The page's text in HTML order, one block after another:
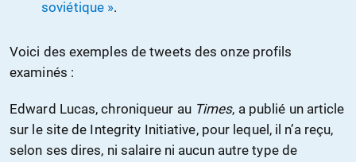
soviétique ».
Voici des exemples de tweets des onze profils
examinés :
Edward Lucas, chroniqueur au Times, a publié un article
sur le site de Integrity Initiative, pour lequel, il n’a reçu,
selon ses dires, ni salaire ni aucun autre type de